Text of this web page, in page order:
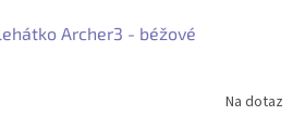
Archer3 - béžové
Na dotaz